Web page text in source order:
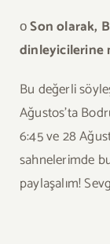
οSon olarak,
dinleyicilerine
Bu değerli
Ağustos’ta
6:45 ve 28
sahnelerimde
paylaşalım!